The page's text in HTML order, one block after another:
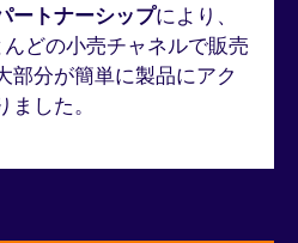
ートナーシップにより、
どの小売チャネルで販売
部分が簡単に製品にアク
した。